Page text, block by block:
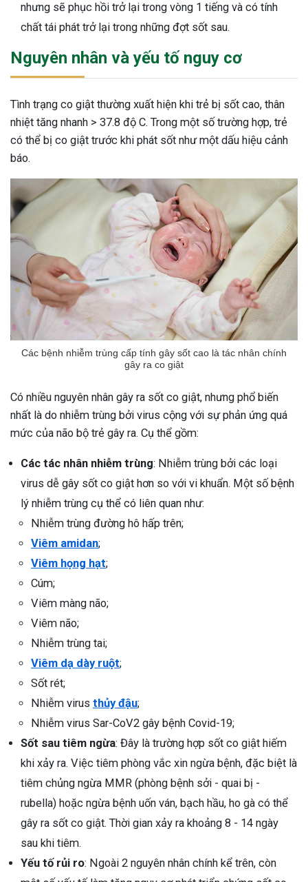
của chị em trở nên khô...
nhưng sẽ phục hồi trở lại trong vòng 1 tiếng và có tính
chất tái phát trở lại trong những đợt sốt sau.
Nguyên nhân và yếu tố nguy cơ
Tình trạng co giật thường xuất hiện khi trẻ bị sốt cao, thân
nhiệt tăng nhanh > 37.8 độ C. Trong một số trường hợp, trẻ
có thể bị co giật trước khi phát sốt như một dấu hiệu cảnh
báo.
Các bệnh nhiễm trùng cấp tính gây sốt cao là tác nhân chính
gây ra co giật
Có nhiều nguyên nhân gây ra sốt co giật, nhưng phổ biến
nhất là do nhiễm trùng bởi virus cộng với sự phản ứng quá
mức của não bộ trẻ gây ra. Cụ thể gồm:
Các tác nhân nhiễm trùng: Nhiễm trùng bởi các loại
virus dễ gây sốt co giật hơn so với vi khuẩn. Một số bệnh
lý nhiễm trùng cụ thể có liên quan như:
Nhiễm trùng đường hô hấp trên;
Viêm amidan;
Viêm họng hạt;
Cúm;
Viêm màng não;
Viêm não;
Nhiễm trùng tai;
Viêm dạ dày ruột;
Sốt rét;
Nhiễm virus thủy đậu;
Nhiễm virus Sar-CoV2 gây bệnh Covid-19;
Sốt sau tiêm ngừa: Đây là trường hợp sốt co giật hiếm
khi xảy ra. Việc tiêm phòng vắc xin ngừa bệnh, đặc biệt là
tiêm chủng ngừa MMR (phòng bệnh sởi - quai bị -
rubella) hoặc ngừa bệnh uốn ván, bạch hầu, ho gà có thể
gây ra sốt co giật. Thời gian xảy ra khoảng 8 - 14 ngày
sau khi tiêm.
Yếu tố rủi ro: Ngoài 2 nguyên nhân chính kể trên, còn